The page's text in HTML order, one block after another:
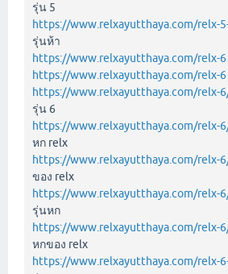
รุ่น 5
https://www.relxayutthaya.com/relx-
รุ่นห้า
https://www.relxayutthaya.com/relx-6
https://www.relxayutthaya.com/relx-6
https://www.relxayutthaya.com/relx-
รุ่น 6
https://www.relxayutthaya.com/relx-
หก relx
https://www.relxayutthaya.com/relx-
ของ relx
https://www.relxayutthaya.com/relx-
รุ่นหก
https://www.relxayutthaya.com/relx-
หกของ relx
https://www.relxayutthaya.com/relx-